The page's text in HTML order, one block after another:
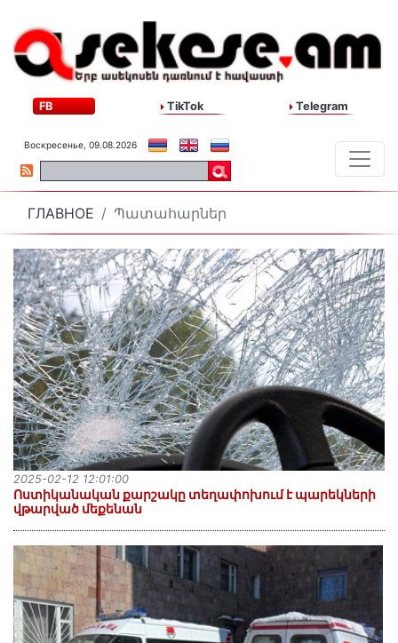
FB TikTok Telegram
Воскресенье, 09.08.2026
ГЛАВНОЕ Պատահարներ
Ոստիկանական քարշակը տեղափոխում է պարեկների
վթարված մեքենան
2025-02-12 12:01:00